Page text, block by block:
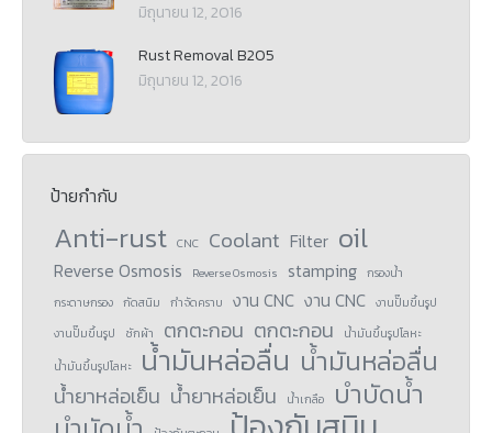
มิถุนายน 12, 2016
Rust Removal B205
มิถุนายน 12, 2016
ป้ายกำกับ
Anti-rust CNC Coolant Filter oil
Reverse Osmosis Reverse Osmosis stamping กรองน้ำ
กระดาษกรอง กัดสนิม กำจัดคราบ งาน CNC งาน CNC
งานปั๊มขึ้นรูป
งานปั๊มขึ้นรูป
ซักผ้า ตกตะกอน ตกตะกอน
น้ำมันขึ้นรูปโลหะ
น้ำมันขึ้นรูปโลหะ
น้ำมันหล่อลื่น น้ำมันหล่อลื่น
น้ำยาหล่อเย็น น้ำยาหล่อเย็น น้ำเกลือ
บำบัดน้ำ